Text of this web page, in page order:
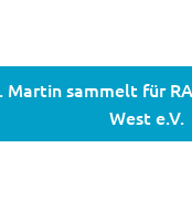
Martin sammelt für
West e.V.